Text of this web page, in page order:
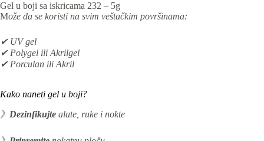
Gel u boji sa iskricama 232 – 5g
Može da se koristi na svim veštačkim površinama:
✔ UV gel
✔ Polygel ili Akrilgel
✔ Porculan ili Akril
Kako naneti gel u boji?
》 Dezinfikujte alate, ruke i nokte